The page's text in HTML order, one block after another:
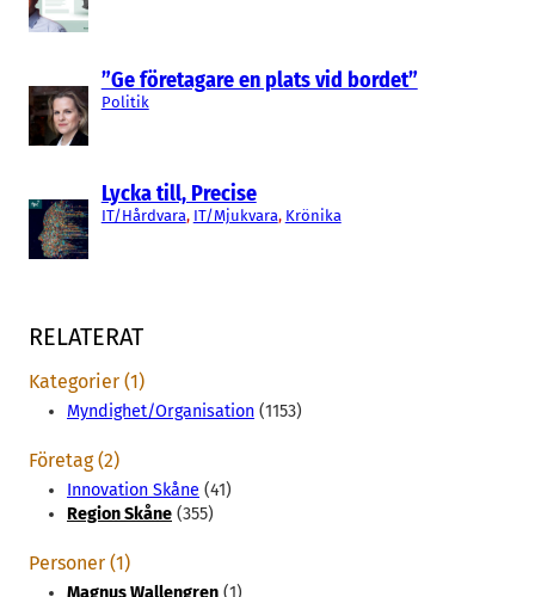
”Ge företagare en plats vid bordet”
Politik
Lycka till, Precise
IT/Hårdvara, IT/Mjukvara, Krönika
RELATERAT
Kategorier (1)
Myndighet/Organisation (1153)
Företag (2)
Innovation Skåne (41)
Region Skåne (355)
Personer (1)